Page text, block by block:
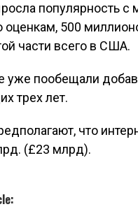
популярность с
оценкам, 500
части всего в США.
уже пообещали
трех лет.
что
(£23 млрд).